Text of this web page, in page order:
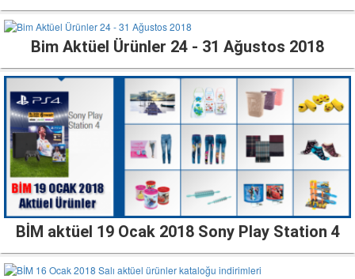
Bim Aktüel Ürünler 24 - 31 Ağustos 2018
BİM aktüel 19 Ocak 2018 Sony Play Station 4